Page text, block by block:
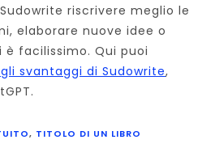
riscrivere meglio le
elaborare nuove idee o
è facilissimo. Qui puoi
svantaggi di Sudowrite,
, TITOLO DI UN LIBRO